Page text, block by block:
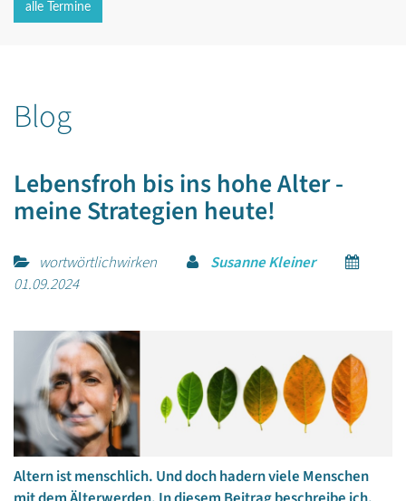
alle Termine
Blog
Lebensfroh bis ins hohe Alter -
meine Strategien heute!
wortwörtlichwirken
Susanne Kleiner
01.09.2024
Altern ist menschlich. Und doch hadern viele Menschen